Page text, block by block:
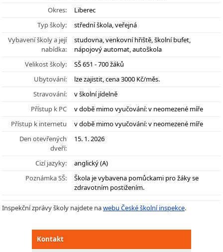
Okres:
Liberec
Typ školy:
střední škola, veřejná
Vybavení školy a její
nabídka:
studovna, venkovní hřiště, školní bufet,
nápojový automat, autoškola
Velikost školy:
SŠ 651 - 700 žáků
Ubytování:
lze zajistit, cena 3000 Kč/měs.
Stravování:
v školní jídelně
Přístup k PC
v době mimo vyučování: v neomezené míře
Přístup k internetu
v době mimo vyučování: v neomezené míře
Den otevřených
dveří:
15. 1. 2026
Cizí jazyky:
anglický (A)
Poznámka SŠ:
Škola je vybavena pomůckami pro žáky se
zdravotním postižením.
Inspekční zprávy školy najdete nawebu České školní inspekce.
Kontakt